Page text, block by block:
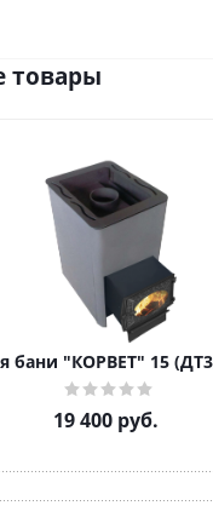
товары
бани "КОРВЕТ" 15
19 400руб.